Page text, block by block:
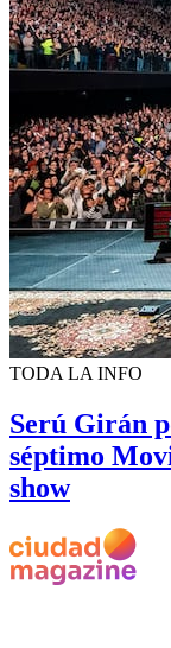
TODA LA INFO
Serú Girán
séptimo
show